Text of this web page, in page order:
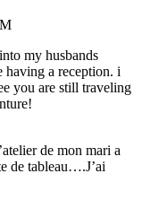
my husbands
having a reception. i
you are still traveling
de mon mari a
de tableau….J’ai